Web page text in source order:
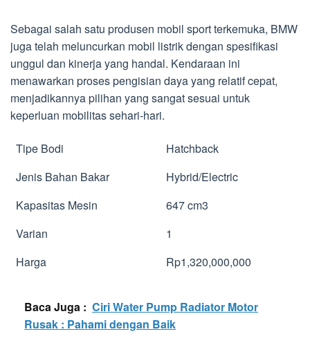
Sebagai salah satu produsen mobil sport terkemuka, BMW
juga telah meluncurkan mobil listrik dengan spesifikasi
unggul dan kinerja yang handal. Kendaraan ini
menawarkan proses pengisian daya yang relatif cepat,
menjadikannya pilihan yang sangat sesuai untuk
keperluan mobilitas sehari-hari.
Tipe Bodi
Hatchback
Jenis Bahan Bakar
Hybrid/Electric
Kapasitas Mesin
647 cm3
Varian
1
Harga
Rp1,320,000,000
Baca Juga : Ciri Water Pump Radiator Motor
Rusak : Pahami dengan Baik